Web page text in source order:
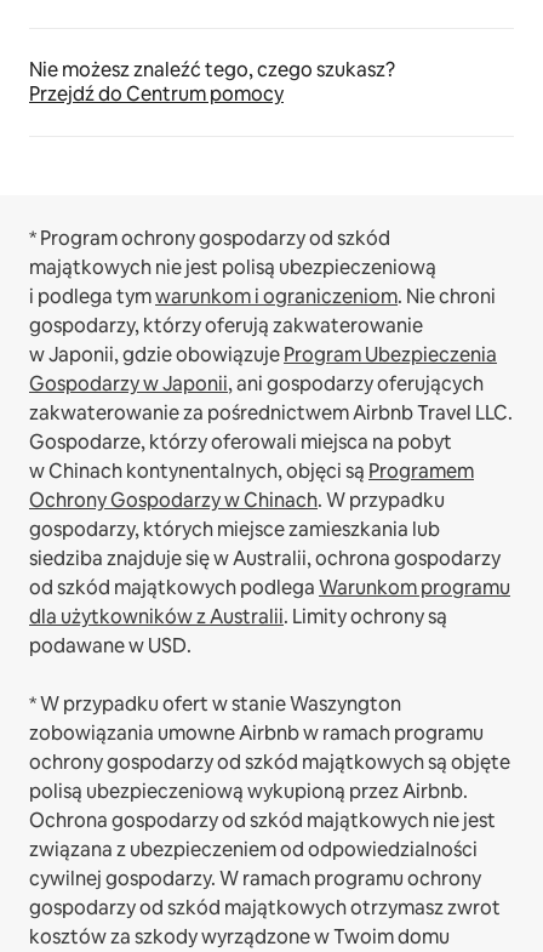
Nie możesz znaleźć tego, czego szukasz?
Przejdź do Centrum pomocy
* Program ochrony gospodarzy od szkód
majątkowych nie jest polisą ubezpieczeniową
i podlega tymwarunkom i ograniczeniom. Nie chroni
gospodarzy, którzy oferują zakwaterowanie
w Japonii, gdzie obowiązujeProgram Ubezpieczenia
Gospodarzy w Japonii, ani gospodarzy oferujących
zakwaterowanie za pośrednictwem Airbnb Travel LLC.
Gospodarze, którzy oferowali miejsca na pobyt
w Chinach kontynentalnych, objęci są Programem
Ochrony Gospodarzy w Chinach.W przypadku
gospodarzy, których miejsce zamieszkania lub
siedziba znajduje się w Australii, ochrona gospodarzy
od szkód majątkowych podlegaWarunkom programu
dla użytkowników z Australii. Limity ochrony są
podawane w USD.
* W przypadku ofert w stanie Waszyngton
zobowiązania umowne Airbnb w ramach programu
ochrony gospodarzy od szkód majątkowych są objęte
polisą ubezpieczeniową wykupioną przez Airbnb.
Ochrona gospodarzy od szkód majątkowych nie jest
związana z ubezpieczeniem od odpowiedzialności
cywilnej gospodarzy. W ramach programu ochrony
gospodarzy od szkód majątkowych otrzymasz zwrot
kosztów za szkody wyrządzone w Twoim domu